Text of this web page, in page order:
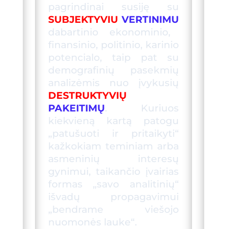
pagrindinai susiję su
SUBJEKTYVIU VERTINIMU
dabartinio ekonominio,
finansinio, politinio, karinio
potencialo, taip pat su
demografinių pasekmių
analizėmis nuo įvykusių
DESTRUKTYVIŲ
PAKEITIMŲ. Kuriuos
kiekvieną kartą patogu
„patušuoti ir pritaikyti“
kažkokiam teminiam arba
asmeninių interesų
gynimui, taikančio įvairias
formas „savo analitinių“
išvadų propagavimui
„bendrame viešojo
nuomonės lauke“.